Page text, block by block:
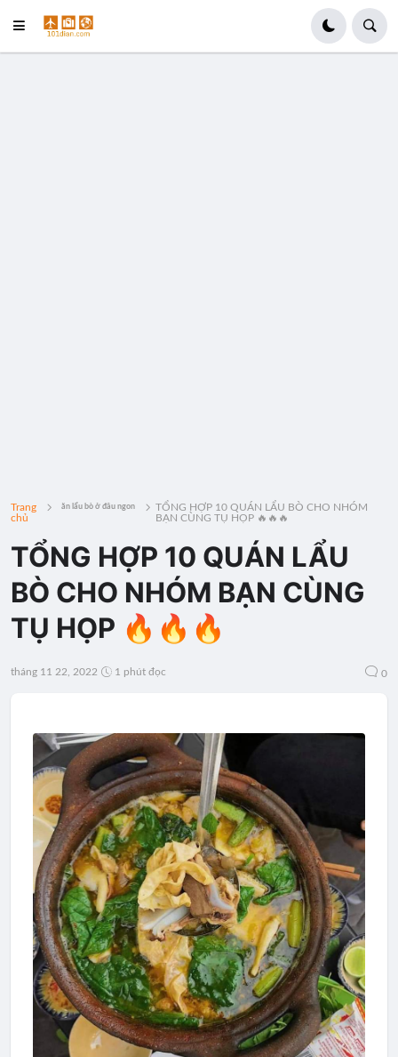
Trang
chủ
ăn lẩu bò ở đâu ngon
TỔNG HỢP 10 QUÁN LẨU BÒ CHO NHÓM
BẠN CÙNG TỤ HỌP 🔥🔥🔥
TỔNG HỢP 10 QUÁN LẨU
BÒ CHO NHÓM BẠN CÙNG
TỤ HỌP 🔥🔥🔥
tháng 11 22, 2022 1 phút đọc 0